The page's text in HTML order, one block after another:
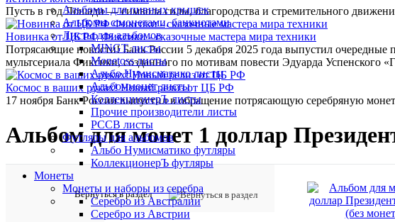
Альбомы для пивных крышек
Альбомы с монетами, банкнотами
Листы для альбомов
MINGT листы
Monetoss листы
Альбо Нумисматико листы
Альбоммонет листы
КоллекционерЪ листы
Прочие производители листы
РССВ листы
Футляры для альбомов
Альбо Нумисматико футляры
КоллекционерЪ футляры
Монеты
Монеты и наборы из серебра
Серебро из Австралии
Серебро из Австрии
Пусть в год Лошади — символа силы, благородства и стремительного
Новинка от ЦБ РФ Фиксики - сказочные мастера мира техники
Потрясающие новости! Банк России 5 декабря 2025 года выпустил
мультсериала Фиксики, созданного по мотивам повести Эдуарда Успенского
Космос в ваших руках! Новый релиз от ЦБ РФ
17 ноября Банк России выпустил в обращение потрясающую серебряную
Альбом для монет 1 доллар
Вернуться в раздел